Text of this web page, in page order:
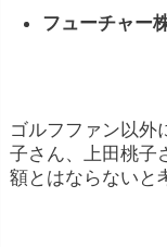
フューチャー
ゴルフファン以外
子さん、上田桃子
額とはならないと